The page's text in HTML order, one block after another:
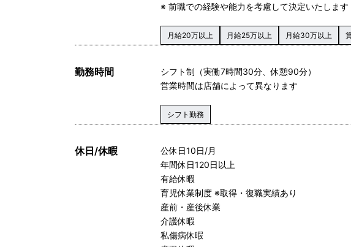
※ 前職での経験や能力を考慮して決定いたします
月給20万以上 月給25万以上 月給30万以上
勤務時間
シフト制（実働7時間30分、休憩90分）
営業時間は店舗によって異なります
シフト勤務
休日/休暇
公休日10日/月
年間休日120日以上
有給休暇
育児休業制度 ※取得・復職実績あり
産前・産後休業
介護休暇
私傷病休暇